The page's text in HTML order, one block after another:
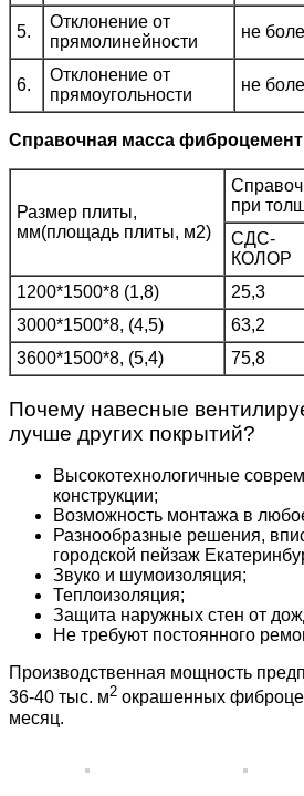
5.
Отклонение от
прямолинейности
не
6.
Отклонение от
прямоугольности
не
Справочная масса
Размер плиты,
мм(площадь плиты, м2)
при
СДС-
КОЛОР
1200*1500*8 (1,8)
25,3
3000*1500*8, (4,5)
63,2
3600*1500*8, (5,4)
75,8
Почему навесные
лучше других покрытий?
Высокотехнологичные
конструкции;
Возможность монтажа в
Разнообразные решения,
городской пейзаж
Звуко и шумоизоляция;
Теплоизоляция;
Защита наружных стен от
Не требуют постоянного
Производственная мощность
36-40 тыс. м2 окрашенных
месяц.